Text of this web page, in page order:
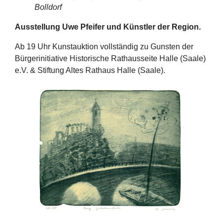
Bolldorf
Ausstellung Uwe Pfeifer und Künstler der Region.
Ab 19 Uhr Kunstauktion vollständig zu Gunsten der
Bürgerinitiative Historische Rathausseite Halle (Saale)
e.V. & Stiftung Altes Rathaus Halle (Saale).